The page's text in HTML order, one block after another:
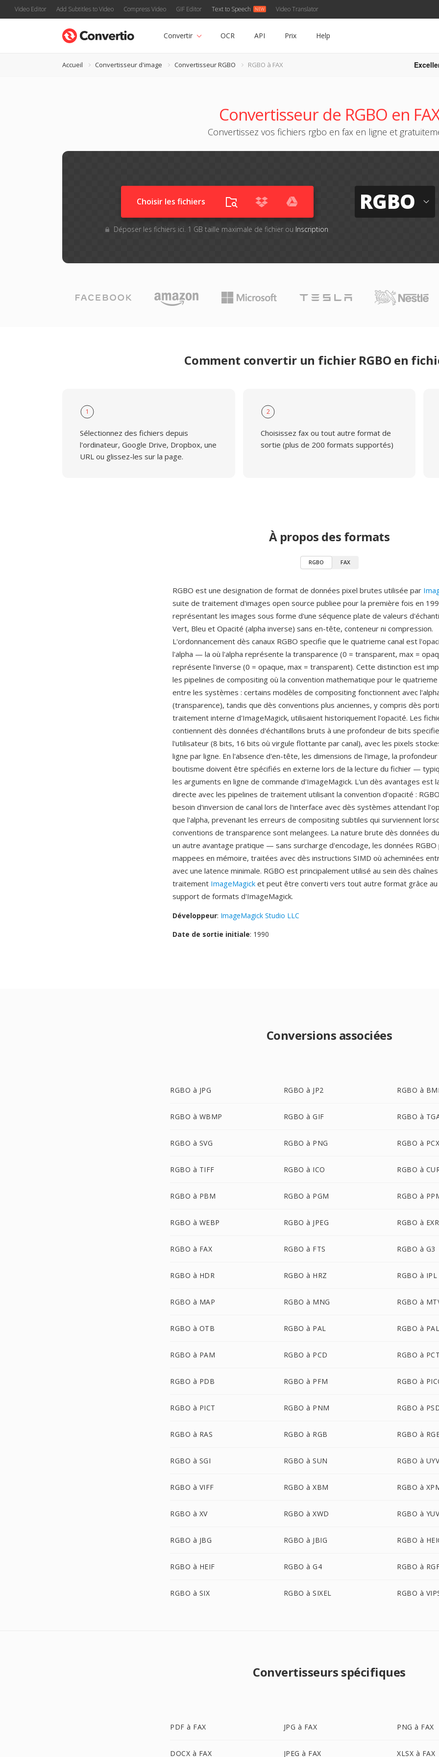
Video Editor Add Subtitles to Video Compress Video GIF Editor Text to Speech Video Translator
Convertir OCR API Prix Help
Accueil Convertisseur d'image Convertisseur RGBO RGBO à FAX
Convertisseur de RGBO en
Convertissez vos fichiers rgbo en fax en ligne et
Choisir les fichiers
Déposer les fichiers ici. 1 GB taille maximale de fichier ou Inscription
RGBO
Comment convertir un fichier RGBO en
1
Sélectionnez des fichiers depuis
l'ordinateur, Google Drive, Dropbox, une
URL ou glissez-les sur la page.
2
Choisissez fax ou tout autre format de
sortie (plus de 200 formats supportés)
À propos des formats
RGBO FAX
RGBO est une designation de format de données pixel brutes utilisée par
suite de traitement d'images open source publiee pour la première fois en
représentant les images sous forme d'une séquence plate de valeurs
Vert, Bleu et Opacité (alpha inverse) sans en-tête, conteneur ni compression.
L'ordonnancement dès canaux RGBO specifie que le quatrieme canal est
l'alpha — la où l'alpha représente la transparence (0 = transparent, max =
représente l'inverse (0 = opaque, max = transparent). Cette distinction est
les pipelines de compositing où la convention mathematique pour le quatrieme
entre les systèmes : certains modèles de compositing fonctionnent avec
(transparence), tandis que dès conventions plus anciennes, y compris dès
traitement interne d'ImageMagick, utilisaient historiquement l'opacité. Les
contiennent dès données d'échantillons bruts à une profondeur de bits
l'utilisateur (8 bits, 16 bits où virgule flottante par canal), avec les pixels
ligne par ligne. En l'absence d'en-tête, les dimensions de l'image, la
boutisme doivent être spécifiés en externe lors de la lecture du fichier —
les arguments en ligne de commande d'ImageMagick. L'un dès avantages est
directe avec les pipelines de traitement utilisant la convention d'opacité :
besoin d'inversion de canal lors de l'interface avec dès systèmes attendant
que l'alpha, prevenant les erreurs de compositing subtiles qui surviennent
conventions de transparence sont melangees. La nature brute dès données
un autre avantage pratique — sans surcharge d'encodage, les données
mappees en mémoire, traitées avec dès instructions SIMD où acheminées
avec une latence minimale. RGBO est principalement utilisé au sein dès
traitement ImageMagick et peut être converti vers tout autre format grâce
support de formats d'ImageMagick.
Développeur: ImageMagick Studio LLC
Date de sortie initiale: 1990
Conversions associées
RGBO à JPG RGBO à JP2 RGBO à
RGBO à WBMP RGBO à GIF RGBO à
RGBO à SVG RGBO à PNG RGBO à PCX
RGBO à TIFF RGBO à ICO RGBO à
RGBO à PBM RGBO à PGM RGBO à
RGBO à WEBP RGBO à JPEG RGBO à EXR
RGBO à FAX RGBO à FTS RGBO à G3
RGBO à HDR RGBO à HRZ RGBO à IPL
RGBO à MAP RGBO à MNG RGBO à
RGBO à OTB RGBO à PAL RGBO à
RGBO à PAM RGBO à PCD RGBO à PCT
RGBO à PDB RGBO à PFM RGBO à
RGBO à PICT RGBO à PNM RGBO à
RGBO à RAS RGBO à RGB RGBO à
RGBO à SGI RGBO à SUN RGBO à
RGBO à VIFF RGBO à XBM RGBO à
RGBO à XV RGBO à XWD RGBO à
RGBO à JBG RGBO à JBIG RGBO à
RGBO à HEIF RGBO à G4 RGBO à
RGBO à SIX RGBO à SIXEL RGBO à
Convertisseurs spécifiques
PDF à FAX JPG à FAX PNG à FAX
DOCX à FAX JPEG à FAX XLSX à FAX